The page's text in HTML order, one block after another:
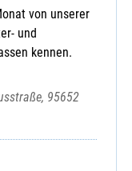
von unserer
und
kennen.
95652